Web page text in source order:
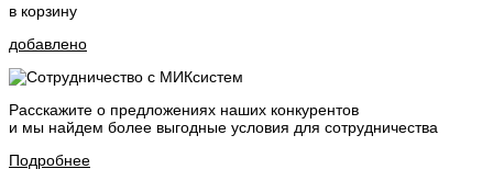
в корзину
добавлено
Расскажите о предложениях наших конкурентов
и мы найдем более выгодные условия для сотрудничества
Подробнее